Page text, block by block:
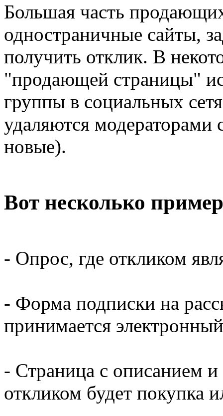
Большая часть
одностраничные сайты,
получить отклик. В
"продающей страницы"
группы в социальных
удаляются модераторами
новые).
Вот несколько
- Опрос, где откликом
- Форма подписки на
принимается
- Страница с описанием и
откликом будет покупка